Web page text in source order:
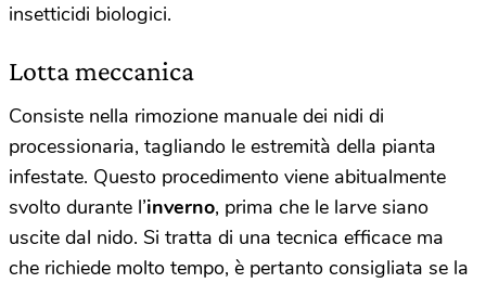
insetticidi biologici.
Lotta meccanica
Consiste nella rimozione manuale dei nidi di
processionaria, tagliando le estremità della pianta
infestate. Questo procedimento viene abitualmente
svolto durante l’inverno, prima che le larve siano
uscite dal nido. Si tratta di una tecnica efficace ma
che richiede molto tempo, è pertanto consigliata se la